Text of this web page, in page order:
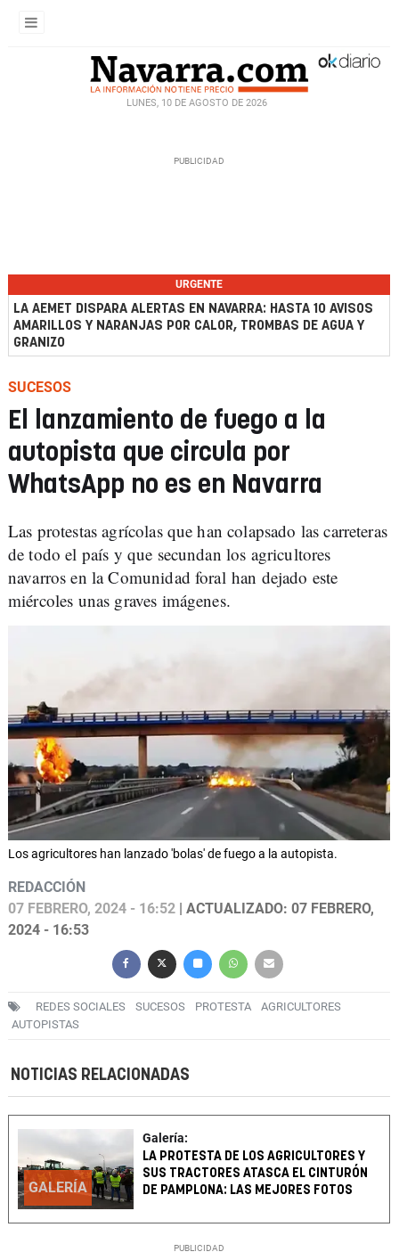
LUNES, 10 DE AGOSTO DE 2026
URGENTE
LA AEMET DISPARA ALERTAS EN NAVARRA: HASTA 10 AVISOS
AMARILLOS Y NARANJAS POR CALOR, TROMBAS DE AGUA Y
GRANIZO
SUCESOS
El lanzamiento de fuego a la
autopista que circula por
WhatsApp no es en Navarra
Las protestas agrícolas que han colapsado las carreteras
de todo el país y que secundan los agricultores
navarros en la Comunidad foral han dejado este
miércoles unas graves imágenes.
Los agricultores han lanzado 'bolas' de fuego a la autopista.
REDACCIÓN
07 FEBRERO, 2024 - 16:52 | ACTUALIZADO: 07 FEBRERO,
2024 - 16:53
REDES SOCIALES SUCESOS PROTESTA
AGRICULTORES
AUTOPISTAS
NOTICIAS RELACIONADAS
GALERÍA
Galería:
LA PROTESTA DE LOS AGRICULTORES Y
SUS TRACTORES ATASCA EL CINTURÓN
DE PAMPLONA: LAS MEJORES FOTOS